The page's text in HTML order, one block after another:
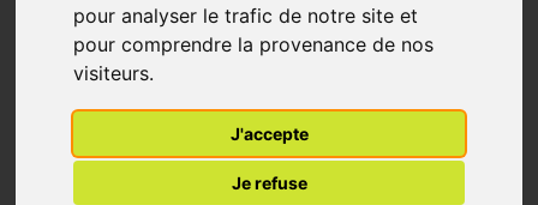
pour analyser le trafic de notre site et
pour comprendre la provenance de nos
visiteurs.
J'accepte
Je refuse